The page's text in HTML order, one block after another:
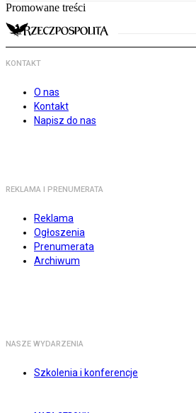
Promowane treści
KONTAKT
O nas
Kontakt
Napisz do nas
REKLAMA I PRENUMERATA
Reklama
Ogłoszenia
Prenumerata
Archiwum
NASZE WYDARZENIA
Szkolenia i konferencje